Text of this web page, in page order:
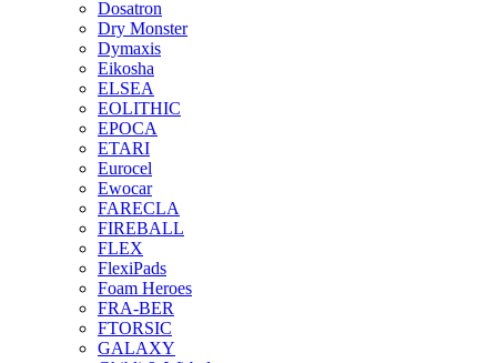
Dosatron
Dry Monster
Dymaxis
Eikosha
ELSEA
EOLITHIC
EPOCA
ETARI
Eurocel
Ewocar
FARECLA
FIREBALL
FLEX
FlexiPads
Foam Heroes
FRA-BER
FTORSIC
GALAXY